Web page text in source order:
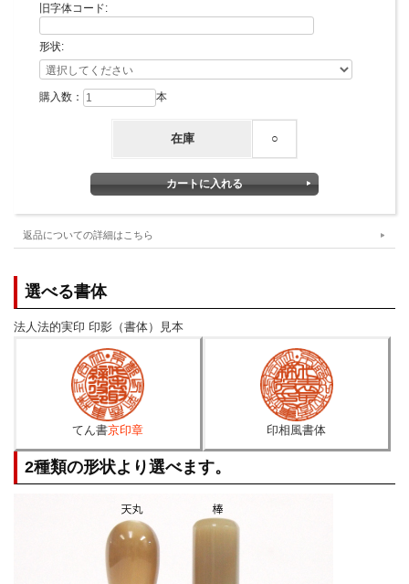
旧字体コード:
形状:
購入数： 本
在庫 ○
返品についての詳細はこちら
選べる書体
法人法的実印 印影（書体）見本
てん書京印章 印相風書体
2種類の形状より選べます。